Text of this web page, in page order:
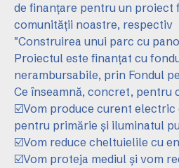
de finanțare pentru un
comunității noastre, respectiv
"Construirea unui parc cu
Proiectul este finanțat cu
nerambursabile, prin Fondul
Ce înseamnă, concret, pentru
☑️Vom produce curent electric
pentru primărie și iluminatul
☑️Vom reduce cheltuielile cu
☑️Vom proteja mediul și vom